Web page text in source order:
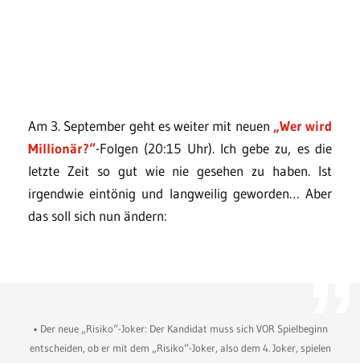
Am 3. September geht es weiter mit neuen „Wer wird
Millionär?“-Folgen (20:15 Uhr). Ich gebe zu, es die
letzte Zeit so gut wie nie gesehen zu haben. Ist
irgendwie eintönig und langweilig geworden… Aber
das soll sich nun ändern:
• Der neue „Risiko“-Joker: Der Kandidat muss sich VOR Spielbeginn
entscheiden, ob er mit dem „Risiko“-Joker, also dem 4. Joker, spielen